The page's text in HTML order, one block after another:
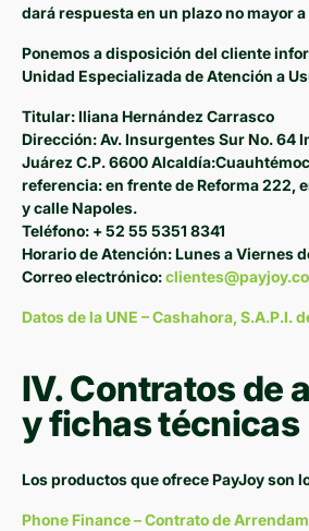
dará respuesta en un plazo no mayor
Ponemos a disposición del cliente
Unidad Especializada de Atención a
Titular: Iliana Hernández Carrasco
Dirección: Av. Insurgentes Sur No. 64
Juárez C.P. 6600
referencia: en frente de Reforma 222,
y calle Napoles.
Teléfono: + 52 55 5351 8341
Horario de Atención: Lunes a Viernes
Correo electrónico:
Datos de la UNE – Cashahora, S.A.P.I.
IV. Contratos de
y fichas técnicas
Los productos que ofrece PayJoy son
Phone Finance – Contrato de